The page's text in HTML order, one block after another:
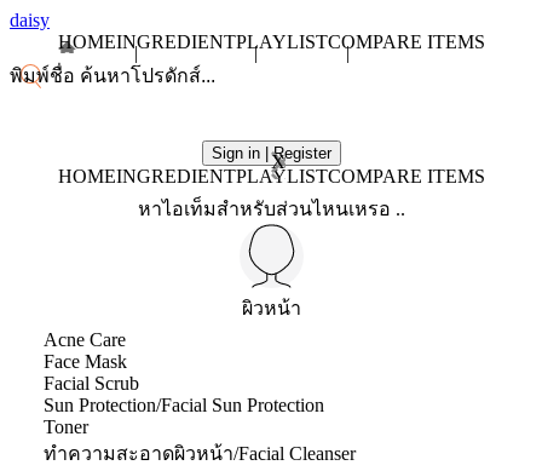
daisy
HOMEINGREDIENTPLAYLISTCOMPARE ITEMS
Sign in | Register
X
HOMEINGREDIENTPLAYLISTCOMPARE ITEMS
หาไอเท็มสำหรับส่วนไหนเหรอ ..
ผิวหน้า
Acne Care
Face Mask
Facial Scrub
Sun Protection/Facial Sun Protection
Toner
ทำความสะอาดผิวหน้า/Facial Cleanser